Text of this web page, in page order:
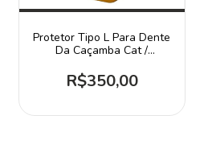
Protetor Tipo L Para Dente
Da Caçamba Cat /
R$350,00